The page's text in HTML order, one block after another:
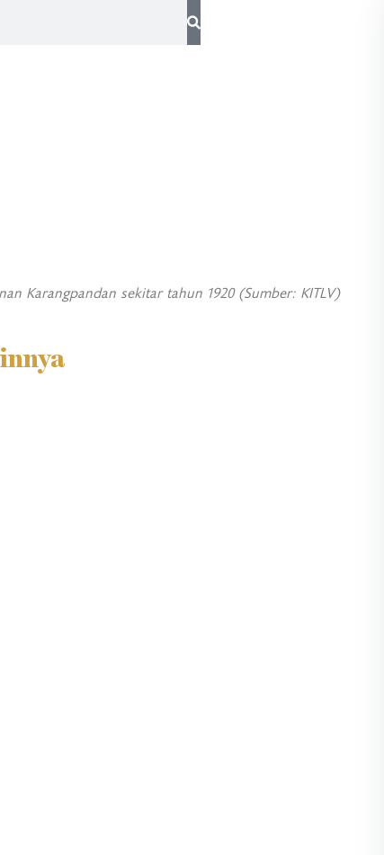
Karangpandan sekitar tahun 1920 (Sumber: KITLV)